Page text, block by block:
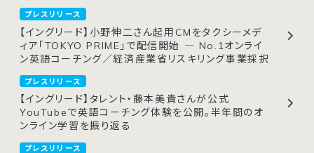
プレスリリース
【イングリード】小野伸二さん起用CMをタクシーメデ
ィア「TOKYO PRIME」で配信開始 ― No.1オンライ
ン英語コーチング／経済産業省リスキリング事業採択
プレスリリース
【イングリード】タレント・藤本美貴さんが公式
YouTubeで英語コーチング体験を公開。半年間のオ
ンライン学習を振り返る
プレスリリース